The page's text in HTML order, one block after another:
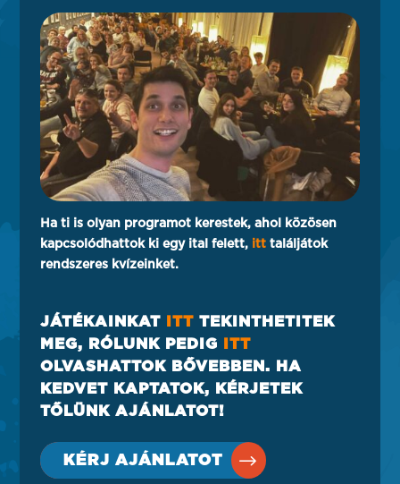
Ha ti is olyan programot kerestek, ahol közösen
kapcsolódhattok ki egy ital felett, itttaláljátok
rendszeres kvízeinket.
JÁTÉKAINKAT ITTTEKINTHETITEK
MEG, RÓLUNK PEDIG
ITT
OLVASHATTOK BŐVEBBEN. HA
KEDVET KAPTATOK, KÉRJETEK
TŐLÜNK AJÁNLATOT!
KÉRJ AJÁNLATOT